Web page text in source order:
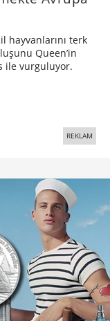
hayvanlarını terk
Queen’in
ile vurguluyor.
REKLAM